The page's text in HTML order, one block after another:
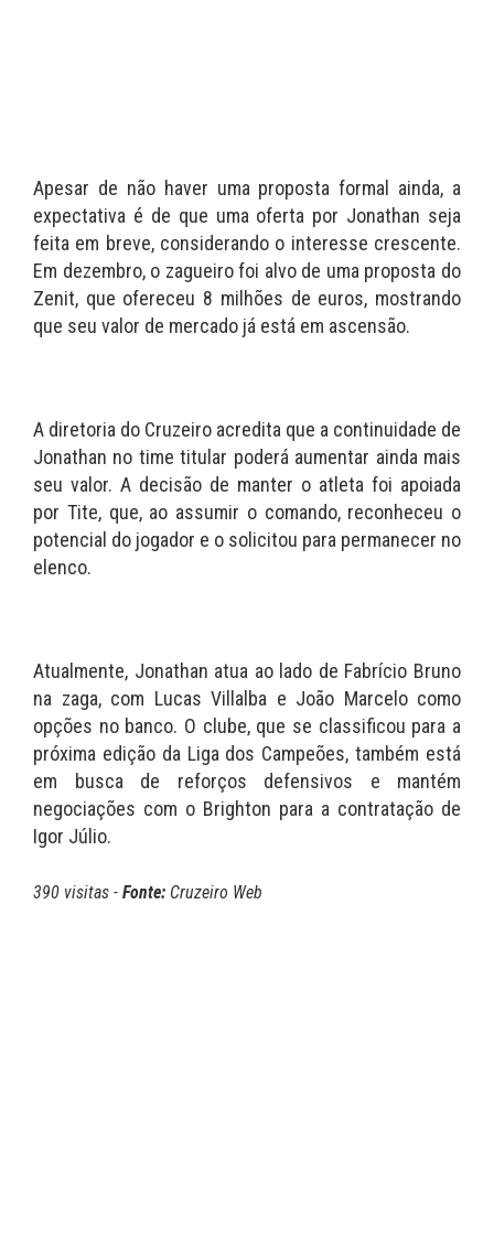
Apesar de não haver uma proposta formal ainda, a
expectativa é de que uma oferta por Jonathan seja
feita em breve, considerando o interesse crescente.
Em dezembro, o zagueiro foi alvo de uma proposta do
Zenit, que ofereceu 8 milhões de euros, mostrando
que seu valor de mercado já está em ascensão.
A diretoria do Cruzeiro acredita que a continuidade de
Jonathan no time titular poderá aumentar ainda mais
seu valor. A decisão de manter o atleta foi apoiada
por Tite, que, ao assumir o comando, reconheceu o
potencial do jogador e o solicitou para permanecer no
elenco.
Atualmente, Jonathan atua ao lado de Fabrício Bruno
na zaga, com Lucas Villalba e João Marcelo como
opções no banco. O clube, que se classificou para a
próxima edição da Liga dos Campeões, também está
em busca de reforços defensivos e mantém
negociações com o Brighton para a contratação de
Igor Júlio.
390 visitas - Fonte: Cruzeiro Web